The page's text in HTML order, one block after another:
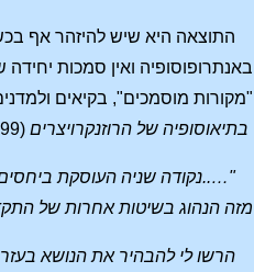
התוצאה היא שיש להיזהר אף
באנתרופוסופיה ואין סמכות
"מקורות מוסמכים", בקיאים
בתיאוסופיה של הרוזנקרויצרים (GA99):
"…..נקודה שניה העוסקת ביחסים
מזה הנהוג בשיטות אחרות של
הרשו לי להבהיר את הנושא